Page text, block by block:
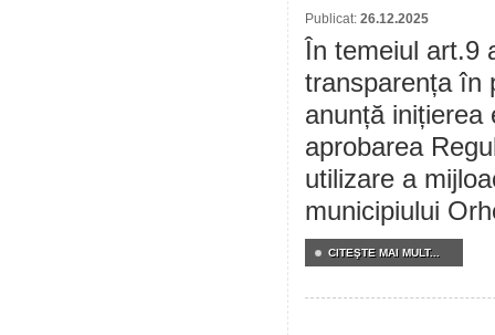
Publicat: 26.12.2025
În temeiul art.9
transparența în
anunță inițierea
aprobarea
utilizare a
municipiului
CITEŞTE MAI MULT...